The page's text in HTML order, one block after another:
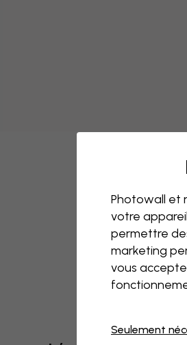
Photowall et
votre
permettre
marketing
vous
Seulement